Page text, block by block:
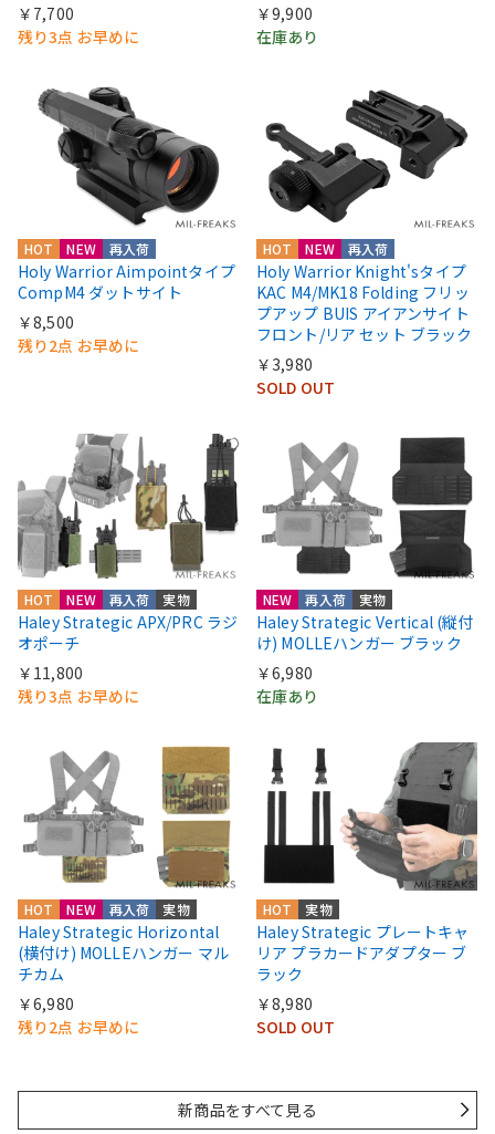
￥7,700
残り3点 お早めに
￥9,900
在庫あり
HOT NEW 再入荷
Holy Warrior Aimpointタイプ
CompM4 ダットサイト
￥8,500
残り2点 お早めに
HOT NEW 再入荷
Holy Warrior Knight'sタイプ
KAC M4/MK18 Folding フリッ
プアップ BUIS アイアンサイト
フロント/リア セット ブラック
￥3,980
SOLD OUT
HOT NEW 再入荷 実物
Haley Strategic APX/PRC ラジ
オポーチ
￥11,800
残り3点 お早めに
NEW 再入荷 実物
Haley Strategic Vertical (縦付
け) MOLLEハンガー ブラック
￥6,980
在庫あり
HOT NEW 再入荷 実物
Haley Strategic Horizontal
(横付け) MOLLEハンガー マル
チカム
￥6,980
残り2点 お早めに
HOT 実物
Haley Strategic プレートキャ
リア プラカードアダプター ブ
ラック
￥8,980
SOLD OUT
新商品をすべて見る